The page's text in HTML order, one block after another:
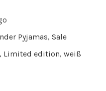
Pyjamas, Sale
, Limited edition, weiß